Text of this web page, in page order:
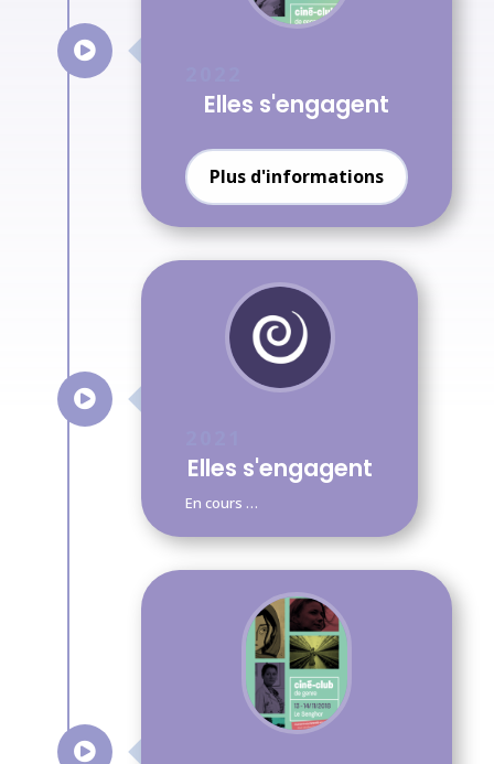

Elles s'engagent
Plus d'informations

Elles s'engagent
En cours …
